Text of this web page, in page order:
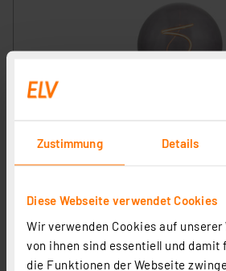
Zustimmung Details
Diese Webseite verwendet Cookies
Wir verwenden Cookies auf
von ihnen sind essentiell und damit
die Funktionen der Webseite
ENOVALITE LED Filament
Amber, E27, 4.9W, 200lm, 1800K,
2 3 4 5 (1)